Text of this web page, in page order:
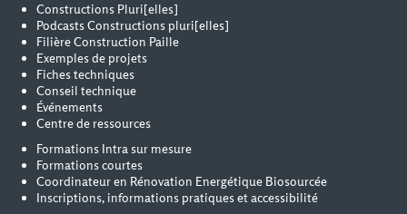
Constructions Pluri[elles]
Podcasts Constructions pluri[elles]
Filière Construction Paille
Exemples de projets
Fiches techniques
Conseil technique
Événements
Centre de ressources
Formations Intra sur mesure
Formations courtes
Coordinateur en Rénovation Energétique Biosourcée
Inscriptions, informations pratiques et accessibilité